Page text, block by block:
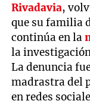
Rivadavia,
que su familia
continúa en la
la
La denuncia
madrastra del
en redes